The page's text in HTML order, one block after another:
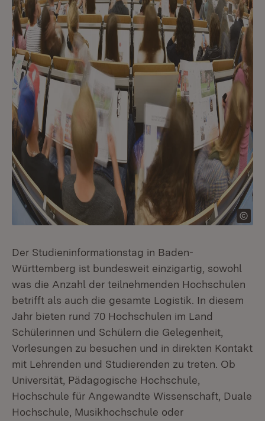
Der Studieninformationstag in Baden-
Württemberg ist bundesweit einzigartig, sowohl
was die Anzahl der teilnehmenden Hochschulen
betrifft als auch die gesamte Logistik. In diesem
Jahr bieten rund 70 Hochschulen im Land
Schülerinnen und Schülern die Gelegenheit,
Vorlesungen zu besuchen und in direkten Kontakt
mit Lehrenden und Studierenden zu treten. Ob
Universität, Pädagogische Hochschule,
Hochschule für Angewandte Wissenschaft, Duale
Hochschule, Musikhochschule oder